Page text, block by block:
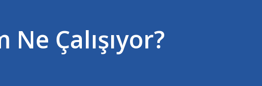
Ne Çalışıyor?